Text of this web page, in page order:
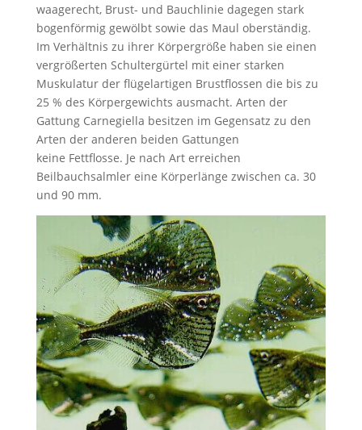
waagerecht, Brust- und Bauchlinie dagegen stark
bogenförmig gewölbt sowie das Maul oberständig.
Im Verhältnis zu ihrer Körpergröße haben sie einen
vergrößerten Schultergürtel mit einer starken
Muskulatur der flügelartigen Brustflossen die bis zu
25 % des Körpergewichts ausmacht. Arten der
Gattung Carnegiella besitzen im Gegensatz zu den
Arten der anderen beiden Gattungen
keine Fettflosse. Je nach Art erreichen
Beilbauchsalmler eine Körperlänge zwischen ca. 30
und 90 mm.